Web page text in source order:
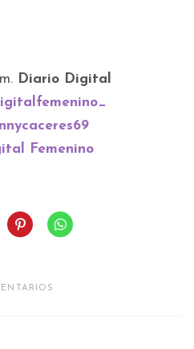
Diario Digital
Femenino